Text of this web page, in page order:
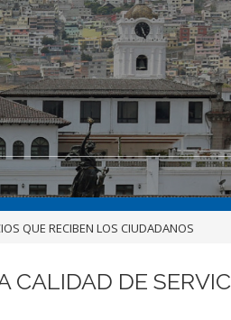
QUE RECIBEN LOS CIUDADANOS
CALIDAD DE